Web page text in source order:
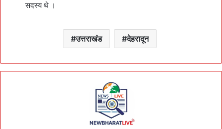
सदस्य थे ।
उत्तराखंड देहरादून